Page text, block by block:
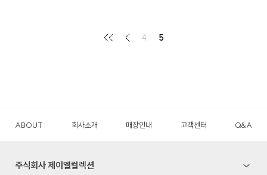
4 5
ABOUT 회사소개 매장안내 고객센터 Q&A
주식회사 제이엘컬렉션